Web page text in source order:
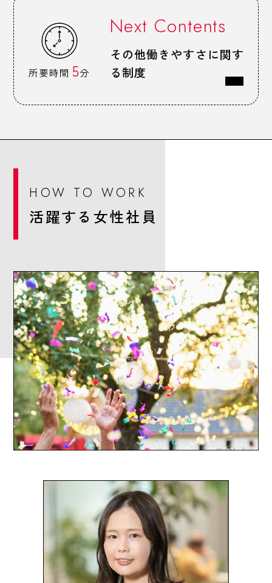
所要時間5分
Next Contents
その他働きやすさに関す
る制度
HOW TO WORK
活躍する女性社員